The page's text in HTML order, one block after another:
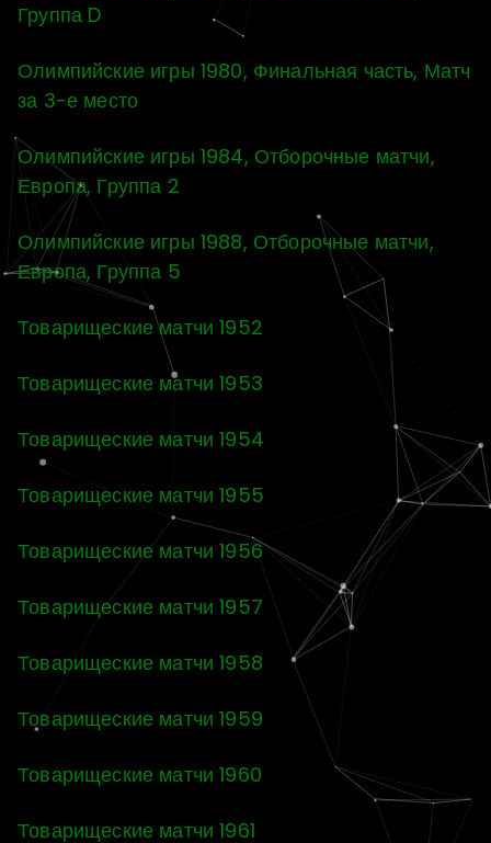
Группа D
Олимпийские игры 1980, Финальная часть, Матч
за 3-е место
Олимпийские игры 1984, Отборочные матчи,
Европа, Группа 2
Олимпийские игры 1988, Отборочные матчи,
Европа, Группа 5
Товарищеские матчи 1952
Товарищеские матчи 1953
Товарищеские матчи 1954
Товарищеские матчи 1955
Товарищеские матчи 1956
Товарищеские матчи 1957
Товарищеские матчи 1958
Товарищеские матчи 1959
Товарищеские матчи 1960
Товарищеские матчи 1961